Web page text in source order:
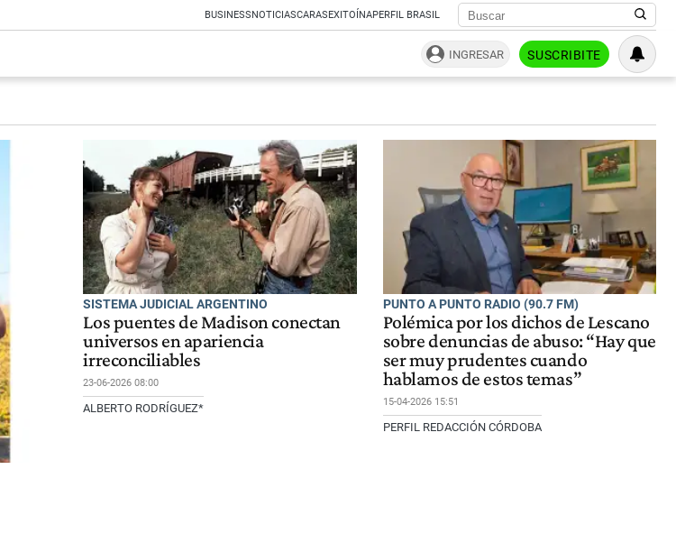
BUSINESSNOTICIASCARASEXITOÍNAPERFIL BRASIL
INGRESAR SUSCRIBITE
SISTEMA JUDICIAL ARGENTINO
Los puentes de Madison conectan
universos en apariencia
irreconciliables
23-06-2026 08:00
ALBERTO RODRÍGUEZ*
PUNTO A PUNTO RADIO (90.7 FM)
Polémica por los dichos de Lescano
sobre denuncias de abuso: “Hay que
ser muy prudentes cuando
hablamos de estos temas”
15-04-2026 15:51
PERFIL REDACCIÓN CÓRDOBA